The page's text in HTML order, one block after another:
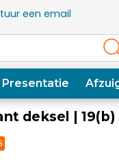
een email
Presentatie
deksel | 19(b)